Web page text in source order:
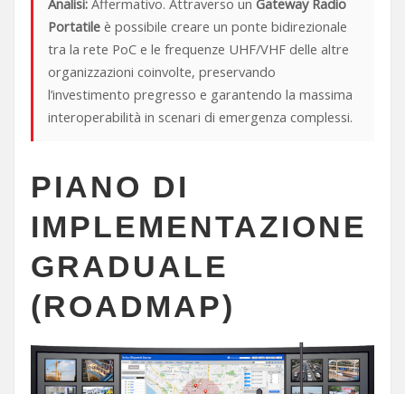
Portatile è possibile creare un ponte bidirezionale
tra la rete PoC e le frequenze UHF/VHF delle altre
organizzazioni coinvolte, preservando
l’investimento pregresso e garantendo la massima
interoperabilità in scenari di emergenza complessi.
PIANO DI
IMPLEMENTAZIONE
GRADUALE
(ROADMAP)